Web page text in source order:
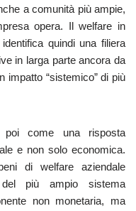
a comunità più ampie,
opera. Il welfare in
quindi una filiera
in larga parte ancora da
impatto “sistemico” di più
poi come una risposta
e non solo economica.
di welfare aziendale
del più ampio sistema
non monetaria, ma